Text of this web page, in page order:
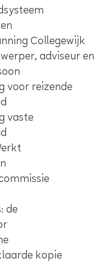
Collegewijk
adviseur en
voor reizende
vaste
de
kopie